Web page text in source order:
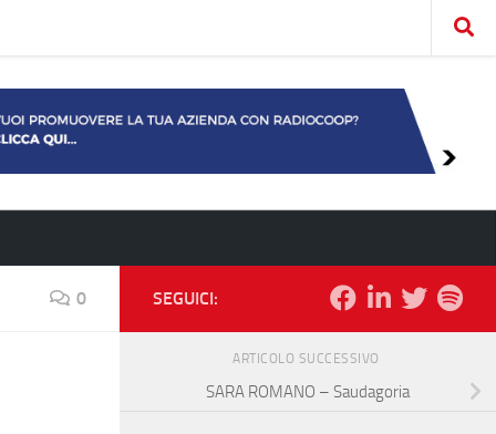
0 SEGUICI:
ARTICOLO SUCCESSIVO
SARA ROMANO – Saudagoria